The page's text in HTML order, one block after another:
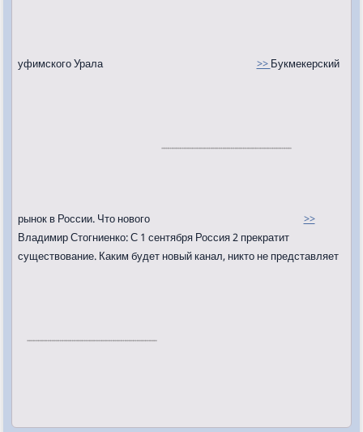
уфимского Урала >>Букмекерский
рынок в России. Что нового
>>
Владимир Стогниенко: С 1 сентября Россия 2 прекратит
существование. Каким будет новый канал, никто не представляет